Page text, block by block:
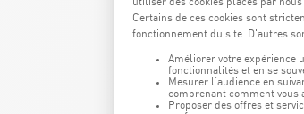
AQUA-JOGGING
AQUA-CIRCUIT